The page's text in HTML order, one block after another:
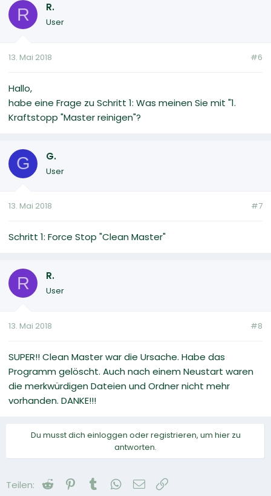
R R.
User
13. Mai 2018 #6
Hallo,
habe eine Frage zu Schritt 1: Was meinen Sie mit "1.
Kraftstopp "Master reinigen"?
G G.
User
13. Mai 2018 #7
Schritt 1: Force Stop "Clean Master"
R R.
User
13. Mai 2018 #8
SUPER!! Clean Master war die Ursache. Habe das
Programm gelöscht. Auch nach einem Neustart waren
die merkwürdigen Dateien und Ordner nicht mehr
vorhanden. DANKE!!!
Du musst dich einloggen oder registrieren, um hier zu
antworten.
Teilen: Reddit Pinterest
Tumblr WhatsApp
E-Mail